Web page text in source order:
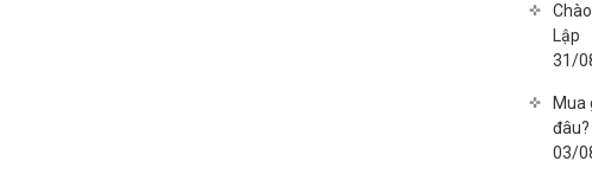
Lập
31/
Mua
đâu?
03/